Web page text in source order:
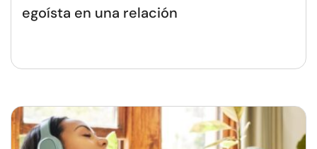
egoísta en una relación